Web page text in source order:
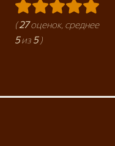
(27оценок, среднее
5из 5)